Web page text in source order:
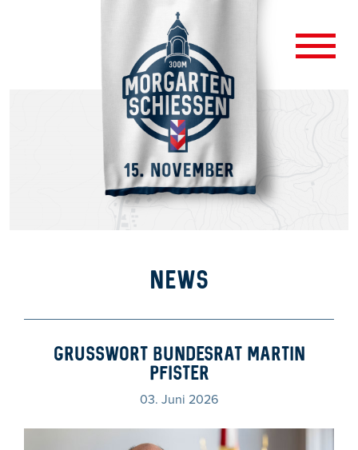
NEWS
GRUSSWORT BUNDESRAT MARTIN
PFISTER
03. Juni 2026